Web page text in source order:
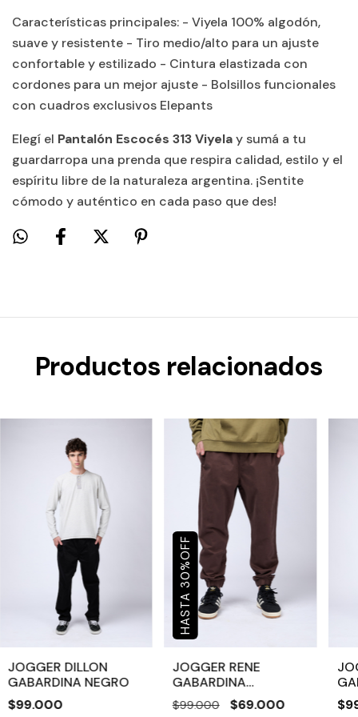
Características principales: - Viyela 100% algodón,
suave y resistente - Tiro medio/alto para un ajuste
confortable y estilizado - Cintura elastizada con
cordones para un mejor ajuste - Bolsillos funcionales
con cuadros exclusivos Elepants
Elegí el Pantalón Escocés 313 Viyelay sumá a tu
guardarropa una prenda que respira calidad, estilo y el
espíritu libre de la naturaleza argentina. ¡Sentite
cómodo y auténtico en cada paso que des!
Productos relacionados
JOGGER DILLON
GABARDINA NEGRO
$99.000
30
%
OFF
JOGGER RENE
GABARDINA
CHOCOLATE
$99.000 $69.000